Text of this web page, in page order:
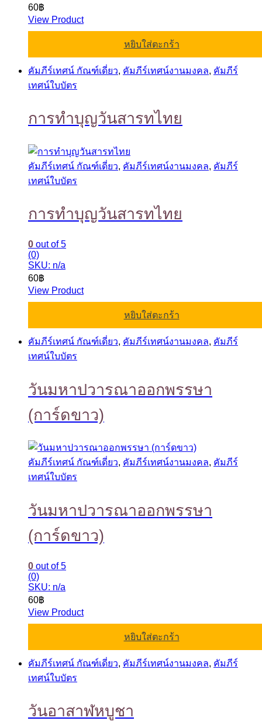
60฿
View Product
หยิบใส่ตะกร้า
คัมภีร์เทศน์ กัณฑ์เดี่ยว, คัมภีร์เทศน์งานมงคล, คัมภีร์
เทศน์ใบบัตร
การทำบุญวันสารทไทย
คัมภีร์เทศน์ กัณฑ์เดี่ยว, คัมภีร์เทศน์งานมงคล, คัมภีร์
เทศน์ใบบัตร
การทำบุญวันสารทไทย
0 out of 5
(0)
SKU: n/a
60฿
View Product
หยิบใส่ตะกร้า
คัมภีร์เทศน์ กัณฑ์เดี่ยว, คัมภีร์เทศน์งานมงคล, คัมภีร์
เทศน์ใบบัตร
วันมหาปวารณาออกพรรษา
(การ์ดขาว)
คัมภีร์เทศน์ กัณฑ์เดี่ยว, คัมภีร์เทศน์งานมงคล, คัมภีร์
เทศน์ใบบัตร
วันมหาปวารณาออกพรรษา
(การ์ดขาว)
0 out of 5
(0)
SKU: n/a
60฿
View Product
หยิบใส่ตะกร้า
คัมภีร์เทศน์ กัณฑ์เดี่ยว, คัมภีร์เทศน์งานมงคล, คัมภีร์
เทศน์ใบบัตร
วันอาสาฬหบูชา